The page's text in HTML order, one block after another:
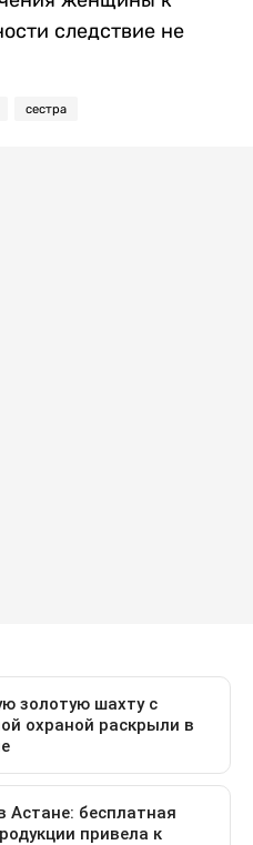
следствие не
сестра